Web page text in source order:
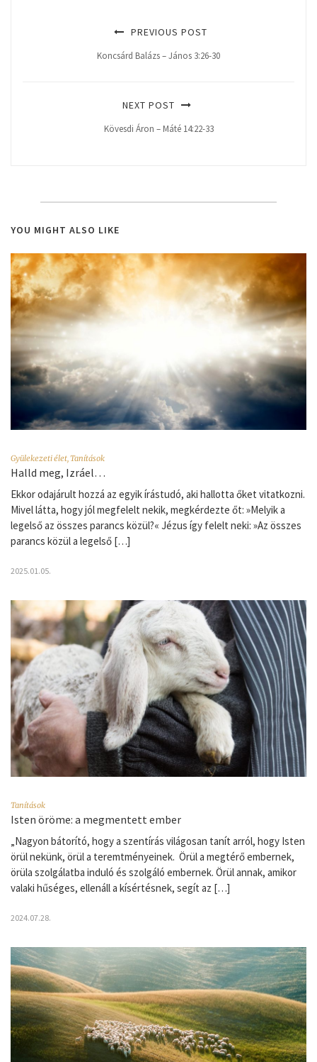
PREVIOUS POST
Koncsárd Balázs – János 3:26-30
NEXT POST
Kövesdi Áron – Máté 14:22-33
YOU MIGHT ALSO LIKE
Gyülekezeti élet Tanítások
Halld meg, Izráel…
Ekkor odajárult hozzá az egyik írástudó, aki hallotta őket vitatkozni.
Mivel látta, hogy jól megfelelt nekik, megkérdezte őt: »Melyik a
legelső az összes parancs közül?« Jézus így felelt neki: »Az összes
parancs közül a legelső […]
2025.01.05.
Tanítások
Isten öröme: a megmentett ember
„Nagyon bátorító, hogy a szentírás világosan tanít arról, hogy Isten
örül nekünk, örül a teremtményeinek. Örül a megtérő embernek,
örüla szolgálatba induló és szolgáló embernek. Örül annak, amikor
valaki hűséges, ellenáll a kísértésnek, segít az […]
2024.07.28.